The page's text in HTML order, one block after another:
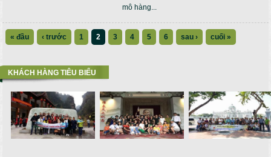
mô hàng...
« đầu ‹ trước 1 2 3 4 5 6 sau › cuối »
KHÁCH HÀNG TIÊU BIỂU